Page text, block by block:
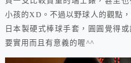
小孩的XD。不過以野球人的觀點
日本製硬式棒球手套，圓圓覺得
要實用而且有意義的喔^^